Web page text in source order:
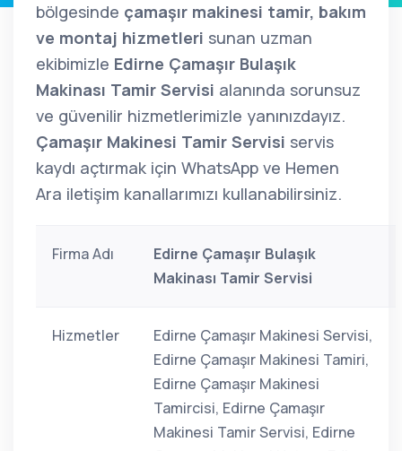
bölgesinde çamaşır makinesi tamir, bakım
ve montaj hizmetleri sunan uzman
ekibimizle Edirne Çamaşır Bulaşık
Makinası Tamir Servisi alanında sorunsuz
ve güvenilir hizmetlerimizle yanınızdayız.
Çamaşır Makinesi Tamir Servisi servis
kaydı açtırmak için WhatsApp ve Hemen
Ara iletişim kanallarımızı kullanabilirsiniz.
Firma Adı
Edirne Çamaşır Bulaşık
Makinası Tamir Servisi
Hizmetler
Edirne Çamaşır Makinesi Servisi,
Edirne Çamaşır Makinesi Tamiri,
Edirne Çamaşır Makinesi
Tamircisi, Edirne Çamaşır
Makinesi Tamir Servisi, Edirne